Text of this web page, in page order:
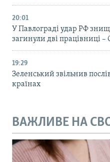
20:01
У Павлограді удар РФ
загинули дві працівниці –
19:29
Зеленський звільнив
країнах
ВАЖЛИВЕ НА